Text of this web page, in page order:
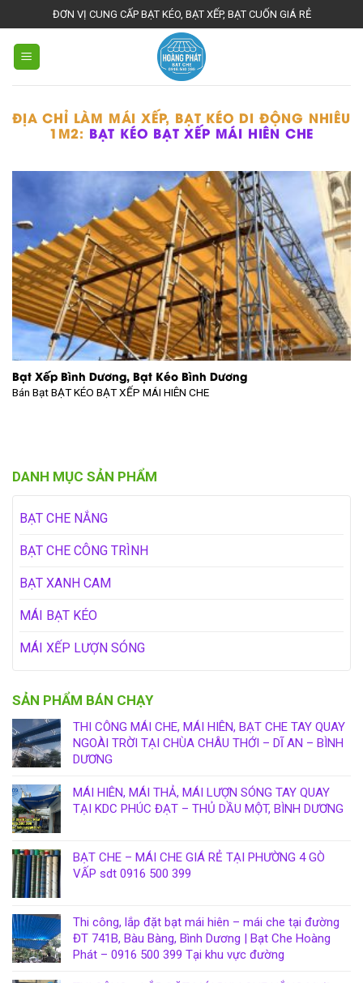
to
content
ĐƠN VỊ CUNG CẤP BẠT KÉO, BẠT XẾP, BẠT CUỐN GIÁ RẺ
ĐỊA CHỈ LÀM MÁI XẾP, BẠT KÉO DI ĐỘNG NHIÊU
1M2: BẠT KÉO BẠT XẾP MÁI HIÊN CHE
DANH MỤC SẢN PHẨM
BẠT CHE NẮNG
BẠT CHE CÔNG TRÌNH
BẠT XANH CAM
MÁI BẠT KÉO
MÁI XẾP LƯỢN SÓNG
SẢN PHẨM BÁN CHẠY
THI CÔNG MÁI CHE, MÁI HIÊN, BẠT CHE TAY QUAY
NGOÀI TRỜI TẠI CHÙA CHÂU THỚI – DĨ AN – BÌNH
DƯƠNG
MÁI HIÊN, MÁI THẢ, MÁI LƯỢN SÓNG TAY QUAY
TẠI KDC PHÚC ĐẠT – THỦ DẦU MỘT, BÌNH DƯƠNG
BẠT CHE – MÁI CHE GIÁ RẺ TẠI PHƯỜNG 4 GÒ
VẤP sdt 0916 500 399
Thi công, lắp đặt bạt mái hiên – mái che tại đường
ĐT 741B, Bàu Bàng, Bình Dương | Bạt Che Hoàng
Phát – 0916 500 399 Tại khu vực đường
Bạt Xếp Bình Dương, Bạt Kéo Bình Dương
Bán BạtBẠT KÉO BẠT XẾP MÁI HIÊN CHE